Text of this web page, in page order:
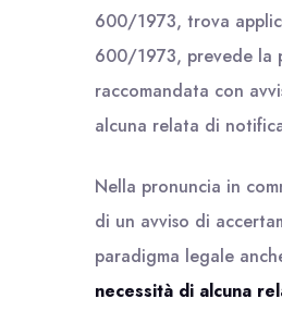
600/1973, trova
600/1973, prevede la
raccomandata con
alcuna relata di
Nella pronuncia in
di un avviso di
paradigma legale
necessità di alcuna